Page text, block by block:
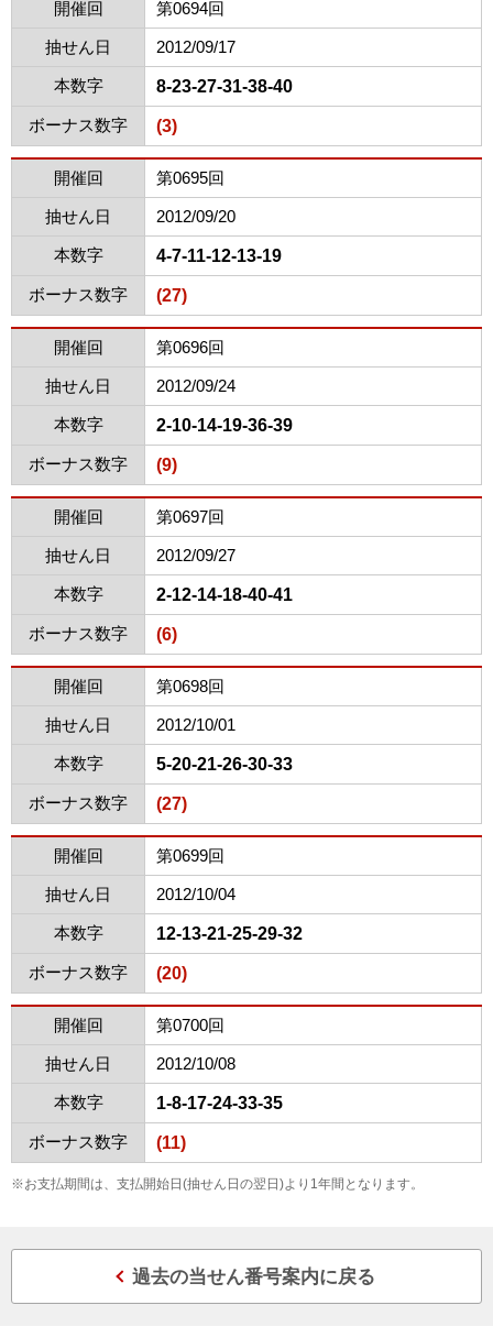
開催回 第0694回
抽せん日 2012/09/17
本数字 8-23-27-31-38-40
ボーナス数字 (3)
開催回 第0695回
抽せん日 2012/09/20
本数字 4-7-11-12-13-19
ボーナス数字 (27)
開催回 第0696回
抽せん日 2012/09/24
本数字 2-10-14-19-36-39
ボーナス数字 (9)
開催回 第0697回
抽せん日 2012/09/27
本数字 2-12-14-18-40-41
ボーナス数字 (6)
開催回 第0698回
抽せん日 2012/10/01
本数字 5-20-21-26-30-33
ボーナス数字 (27)
開催回 第0699回
抽せん日 2012/10/04
本数字 12-13-21-25-29-32
ボーナス数字 (20)
開催回 第0700回
抽せん日 2012/10/08
本数字 1-8-17-24-33-35
ボーナス数字 (11)
※お支払期間は、支払開始日(抽せん日の翌日)より1年間となります。
過去の当せん番号案内に戻る